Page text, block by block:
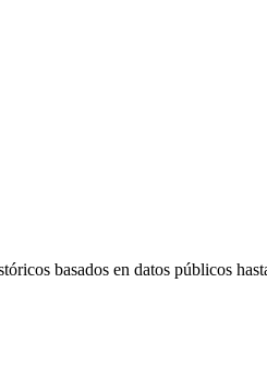
basados en datos públicos